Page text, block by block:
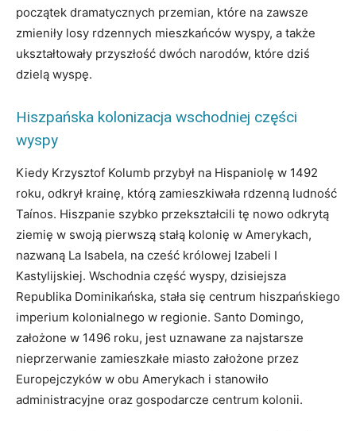
początek dramatycznych przemian, które na zawsze
zmieniły losy rdzennych mieszkańców wyspy, a także
ukształtowały przyszłość dwóch narodów, które dziś
dzielą wyspę.
Hiszpańska kolonizacja wschodniej części
wyspy
Kiedy Krzysztof Kolumb przybył na Hispaniolę w 1492
roku, odkrył krainę, którą zamieszkiwała rdzenną ludność
Taínos. Hiszpanie szybko przekształcili tę nowo odkrytą
ziemię w swoją pierwszą stałą kolonię w Amerykach,
nazwaną La Isabela, na cześć królowej Izabeli I
Kastylijskiej. Wschodnia część wyspy, dzisiejsza
Republika Dominikańska, stała się centrum hiszpańskiego
imperium kolonialnego w regionie. Santo Domingo,
założone w 1496 roku, jest uznawane za najstarsze
nieprzerwanie zamieszkałe miasto założone przez
Europejczyków w obu Amerykach i stanowiło
administracyjne oraz gospodarcze centrum kolonii.